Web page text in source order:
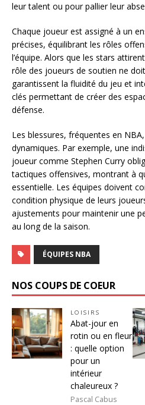
leur talent ou pour pallier leur
Chaque joueur est assigné à un
précises, équilibrant les rôles
l’équipe. Alors que les stars
rôle des joueurs de soutien ne
garantissent la fluidité du jeu et
clés permettant de créer des
défense.
Les blessures, fréquentes en
dynamiques. Par exemple, une
joueur comme Stephen Curry
tactiques offensives, montrant à
essentielle. Les équipes doivent
condition physique de leurs
ajustements pour maintenir une
au long de la saison.
ÉQUIPES NBA
NOS COUPS DE COEUR
LOISIRS
Abat-jour en
rotin ou en fleur
: quelle option
pour un
intérieur
chaleureux ?
Pascal Cabus